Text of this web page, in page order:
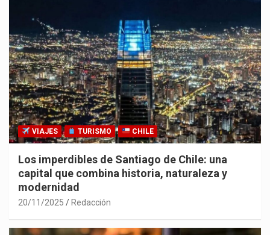
VIAJES TURISMO CHILE
Los imperdibles de Santiago de Chile: una
capital que combina historia, naturaleza y
modernidad
20/11/2025 Redacción